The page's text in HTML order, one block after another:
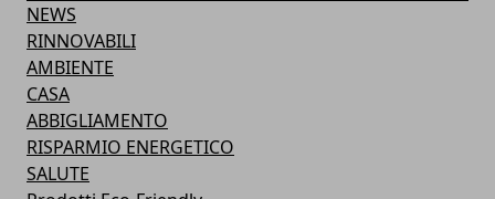
NEWS
RINNOVABILI
AMBIENTE
CASA
ABBIGLIAMENTO
RISPARMIO ENERGETICO
SALUTE